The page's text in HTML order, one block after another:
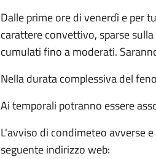
Dalle prime ore di venerdì e per
carattere convettivo, sparse
cumulati fino a moderati.
Nella durata complessiva del
Ai temporali potranno essere
L'avviso di condimeteo avverse
seguente indirizzo web: